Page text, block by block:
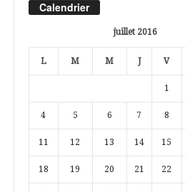
Calendrier
juillet 2016
L M M J V
1
4 5 6 7 8
11 12 13 14 15
18 19 20 21 22